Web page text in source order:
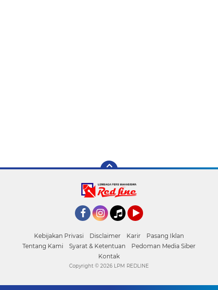
Kebijakan Privasi Disclaimer Karir
Pasang Iklan
Tentang Kami
Syarat & Ketentuan
Pedoman Media Siber
Kontak
Copyright © 2026 LPM REDLINE